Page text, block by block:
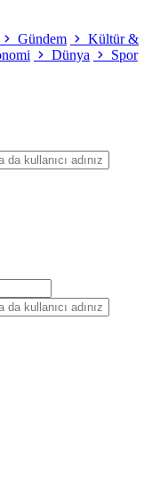
Gündem
Kültür &
Dünya
Spor